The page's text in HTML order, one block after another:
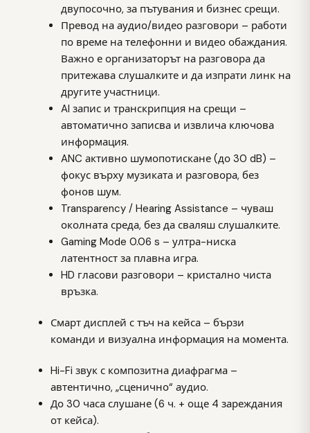
двупосочно, за пътувания и бизнес срещи.
Превод на аудио/видео разговори – работи
по време на телефонни и видео обаждания.
Важно е организаторът на разговора да
притежава слушалките и да изпрати линк на
другите участници.
AI запис и транскрипция на срещи –
автоматично записва и извлича ключова
информация.
ANC активно шумопотискане (до 30 dB) –
фокус върху музиката и разговора, без
фонов шум.
Transparency / Hearing Assistance – чуваш
околната среда, без да сваляш слушалките.
Gaming Mode 0.06 s – ултра-ниска
латентност за плавна игра.
HD гласови разговори – кристално чиста
връзка.
Смарт дисплей с тъч на кейса – бързи
команди и визуална информация на момента.
Hi-Fi звук с композитна диафрагма –
автентично, „сценично“ аудио.
До 30 часа слушане (6 ч. + още 4 зареждания
от кейса).